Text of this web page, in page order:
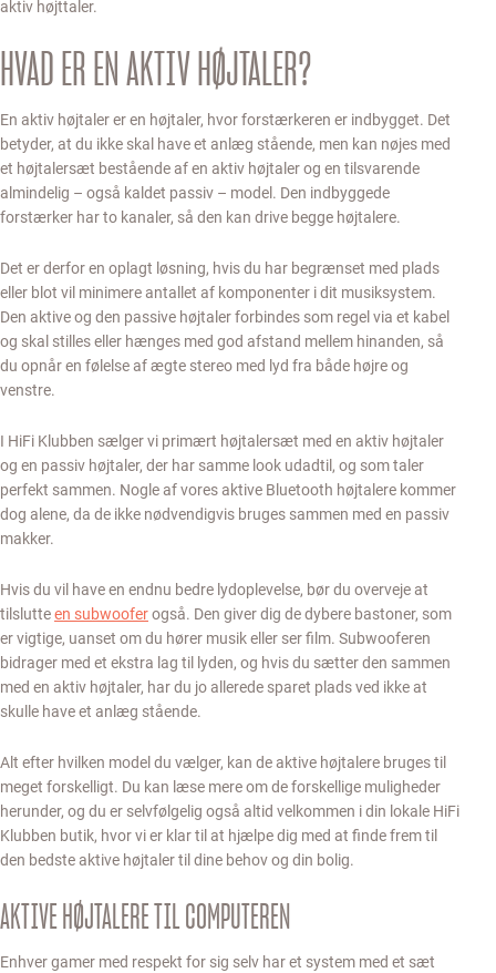
aktiv højttaler.
HVAD ER EN AKTIV HØJTALER?
En aktiv højtaler er en højtaler, hvor forstærkeren er indbygget. Det
betyder, at du ikke skal have et anlæg stående, men kan nøjes med
et højtalersæt bestående af en aktiv højtaler og en tilsvarende
almindelig – også kaldet passiv – model. Den indbyggede
forstærker har to kanaler, så den kan drive begge højtalere.
Det er derfor en oplagt løsning, hvis du har begrænset med plads
eller blot vil minimere antallet af komponenter i dit musiksystem.
Den aktive og den passive højtaler forbindes som regel via et kabel
og skal stilles eller hænges med god afstand mellem hinanden, så
du opnår en følelse af ægte stereo med lyd fra både højre og
venstre.
I HiFi Klubben sælger vi primært højtalersæt med en aktiv højtaler
og en passiv højtaler, der har samme look udadtil, og som taler
perfekt sammen. Nogle af vores aktive Bluetooth højtalere kommer
dog alene, da de ikke nødvendigvis bruges sammen med en passiv
makker.
Hvis du vil have en endnu bedre lydoplevelse, bør du overveje at
tilslutteen subwooferogså. Den giver dig de dybere bastoner, som
er vigtige, uanset om du hører musik eller ser film. Subwooferen
bidrager med et ekstra lag til lyden, og hvis du sætter den sammen
med en aktiv højtaler, har du jo allerede sparet plads ved ikke at
skulle have et anlæg stående.
Alt efter hvilken model du vælger, kan de aktive højtalere bruges til
meget forskelligt. Du kan læse mere om de forskellige muligheder
herunder, og du er selvfølgelig også altid velkommen i din lokale HiFi
Klubben butik, hvor vi er klar til at hjælpe dig med at finde frem til
den bedste aktive højtaler til dine behov og din bolig.
AKTIVE HØJTALERE TIL COMPUTEREN
Enhver gamer med respekt for sig selv har et system med et sæt